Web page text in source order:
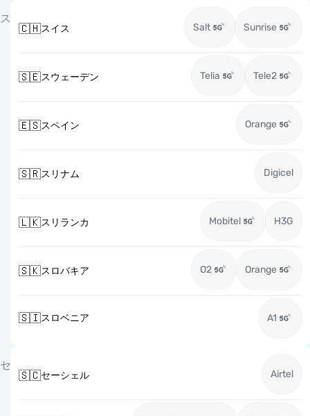
ス
🇨🇭スイス Salt Sunrise
🇸🇪スウェーデン Telia Tele2
🇪🇸スペイン Orange
🇸🇷スリナム Digicel
🇱🇰スリランカ Mobitel H3G
🇸🇰スロバキア O2 Orange
🇸🇮スロベニア A1
セ
🇸🇨セーシェル Airtel